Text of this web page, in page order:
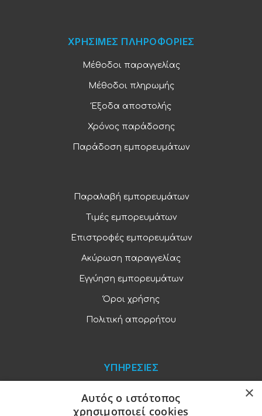
ΧΡΗΣΙΜΕΣ ΠΛΗΡΟΦΟΡΙΕΣ
Μέθοδοι παραγγελίας
Μέθοδοι πληρωμής
Έξοδα αποστολής
Χρόνος παράδοσης
Παράδοση εμπορευμάτων
Παραλαβή εμπορευμάτων
Τιμές εμπορευμάτων
Επιστροφές εμπορευμάτων
Ακύρωση παραγγελίας
Εγγύηση εμπορευμάτων
Όροι χρήσης
Πολιτική απορρήτου
ΥΠΗΡΕΣΙΕΣ
Παραγγελίες και πληρωμές
×
Αυτός ο ιστότοπος
χρησιμοποιεί cookies